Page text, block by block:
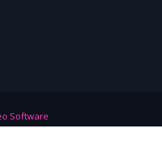
Software